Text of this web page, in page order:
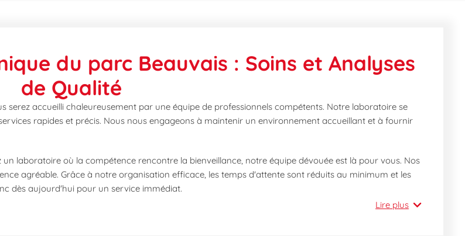
du parc Beauvais : Soins et Analyses
de Qualité
accueilli chaleureusement par une équipe de professionnels compétents. Notre laboratoire se
rapides et précis. Nous nous engageons à maintenir un environnement accueillant et à fournir
laboratoire où la compétence rencontre la bienveillance, notre équipe dévouée est là pour vous. Nos
agréable. Grâce à notre organisation efficace, les temps d'attente sont réduits au minimum et les
dès aujourd'hui pour un service immédiat.
Lire plus